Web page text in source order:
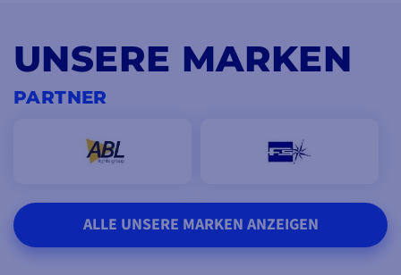
UNSERE MARKEN
PARTNER
ALLE UNSERE MARKEN ANZEIGEN